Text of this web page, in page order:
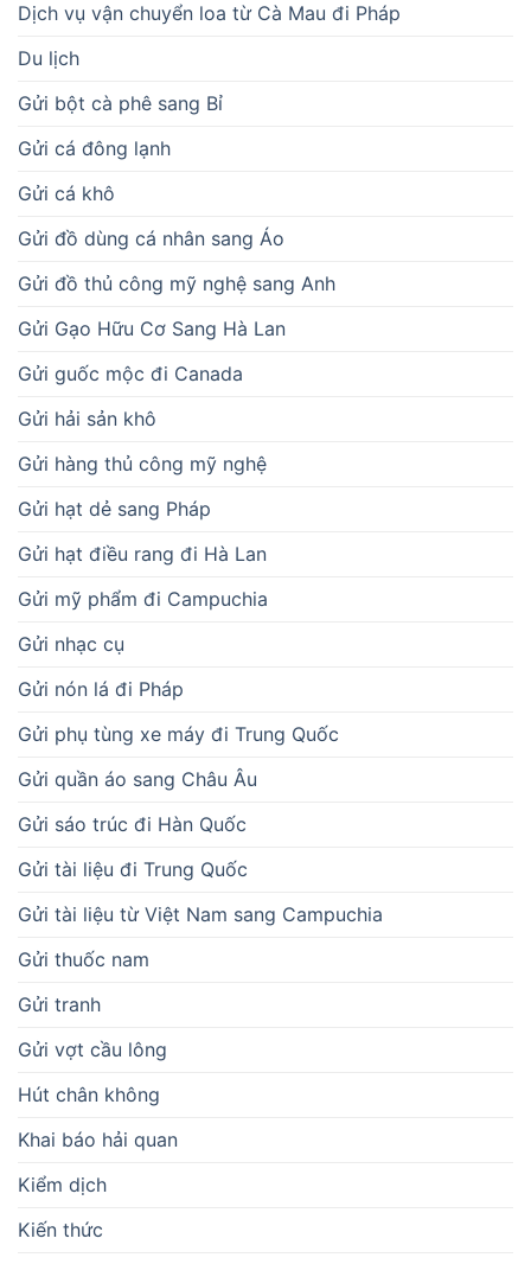
Dịch vụ vận chuyển loa từ Cà Mau đi Pháp
Du lịch
Gửi bột cà phê sang Bỉ
Gửi cá đông lạnh
Gửi cá khô
Gửi đồ dùng cá nhân sang Áo
Gửi đồ thủ công mỹ nghệ sang Anh
Gửi Gạo Hữu Cơ Sang Hà Lan
Gửi guốc mộc đi Canada
Gửi hải sản khô
Gửi hàng thủ công mỹ nghệ
Gửi hạt dẻ sang Pháp
Gửi hạt điều rang đi Hà Lan
Gửi mỹ phẩm đi Campuchia
Gửi nhạc cụ
Gửi nón lá đi Pháp
Gửi phụ tùng xe máy đi Trung Quốc
Gửi quần áo sang Châu Âu
Gửi sáo trúc đi Hàn Quốc
Gửi tài liệu đi Trung Quốc
Gửi tài liệu từ Việt Nam sang Campuchia
Gửi thuốc nam
Gửi tranh
Gửi vợt cầu lông
Hút chân không
Khai báo hải quan
Kiểm dịch
Kiến thức